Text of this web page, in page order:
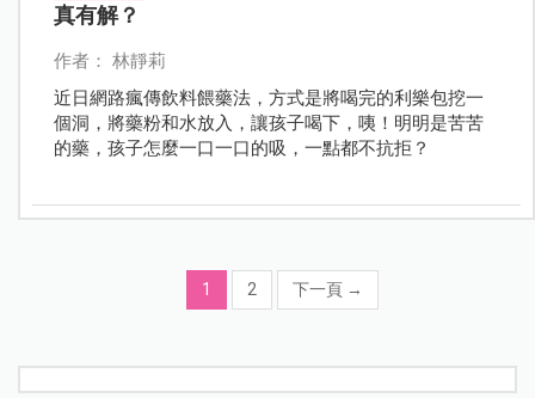
真有解？
作者： 林靜莉
近日網路瘋傳飲料餵藥法，方式是將喝完的利樂包挖一
個洞，將藥粉和水放入，讓孩子喝下，咦！明明是苦苦
的藥，孩子怎麼一口一口的吸，一點都不抗拒？
1 2 下一頁 →